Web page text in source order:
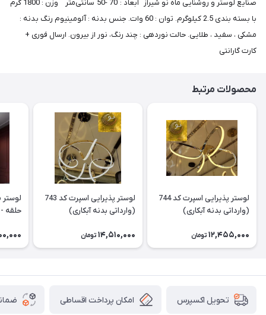
صنایع لوستر و روشنایی ماه نو شیراز ابعاد : 70 -50 سانتی‌متر وزن : 1800 گرم
با بسته بندی 2.5 کیلوگرم. توان : 60 وات. جنس بدنه : آلومینیوم رنگ بدنه :
مشکی ، سفید ، طلایی. حالت نوردهی : چند رنگ، نور از بیرون. ارسال فوری +
کارت گارانتی
محصولات مرتبط
لوستر پذیرایی اسپرت کد 744
(وارداتی بدنه آبکاری)
12,455,000 تومان
لوستر پذیرایی اسپرت کد 743
(وارداتی بدنه آبکاری)
14,510,000 تومان
حلقه -
تحویل اکسپرس امکان پرداخت اقساطی